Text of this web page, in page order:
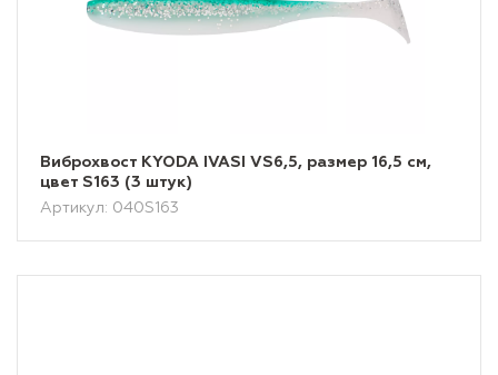
Виброхвост KYODA IVASI VS6,5, размер 16,5 см,
цвет S163 (3 штук)
Артикул: 040S163